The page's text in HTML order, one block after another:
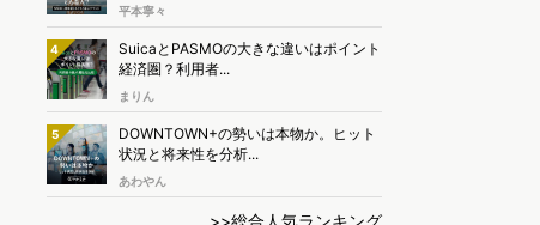
平本寧々
4
SuicaとPASMOの大きな違いはポイント
経済圏？利用者...
まりん
5
DOWNTOWN+の勢いは本物か。ヒット
状況と将来性を分析...
あわやん
>>総合人気ランキング